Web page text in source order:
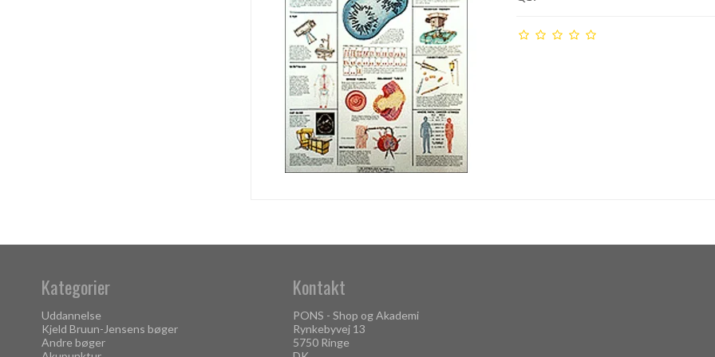
Kategorier
Uddannelse
Kjeld Bruun-Jensens bøger
Andre bøger
Kontakt
PONS - Shop og Akademi
Rynkebyvej 13
5750 Ringe